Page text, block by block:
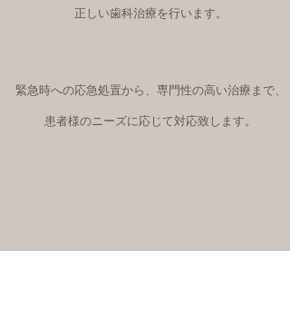
正しい歯科治療を行います。
緊急時への応急処置から、専門性の高い治療まで、
患者様のニーズに応じて対応致します。